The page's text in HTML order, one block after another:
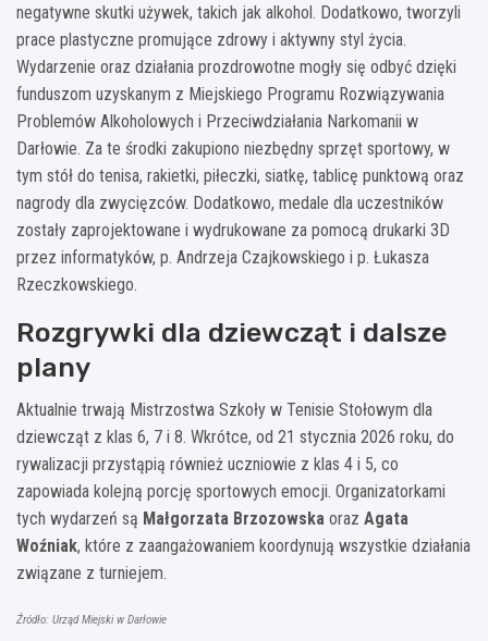
negatywne skutki używek, takich jak alkohol. Dodatkowo, tworzyli
prace plastyczne promujące zdrowy i aktywny styl życia.
Wydarzenie oraz działania prozdrowotne mogły się odbyć dzięki
funduszom uzyskanym z Miejskiego Programu Rozwiązywania
Problemów Alkoholowych i Przeciwdziałania Narkomanii w
Darłowie. Za te środki zakupiono niezbędny sprzęt sportowy, w
tym stół do tenisa, rakietki, piłeczki, siatkę, tablicę punktową oraz
nagrody dla zwycięzców. Dodatkowo, medale dla uczestników
zostały zaprojektowane i wydrukowane za pomocą drukarki 3D
przez informatyków, p. Andrzeja Czajkowskiego i p. Łukasza
Rzeczkowskiego.
Rozgrywki dla dziewcząt i dalsze
plany
Aktualnie trwają Mistrzostwa Szkoły w Tenisie Stołowym dla
dziewcząt z klas 6, 7 i 8. Wkrótce, od 21 stycznia 2026 roku, do
rywalizacji przystąpią również uczniowie z klas 4 i 5, co
zapowiada kolejną porcję sportowych emocji. Organizatorkami
tych wydarzeń są Małgorzata Brzozowska oraz Agata
Woźniak, które z zaangażowaniem koordynują wszystkie działania
związane z turniejem.
Źródło: Urząd Miejski w Darłowie